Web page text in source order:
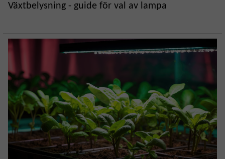
Växtbelysning - guide för val av lampa